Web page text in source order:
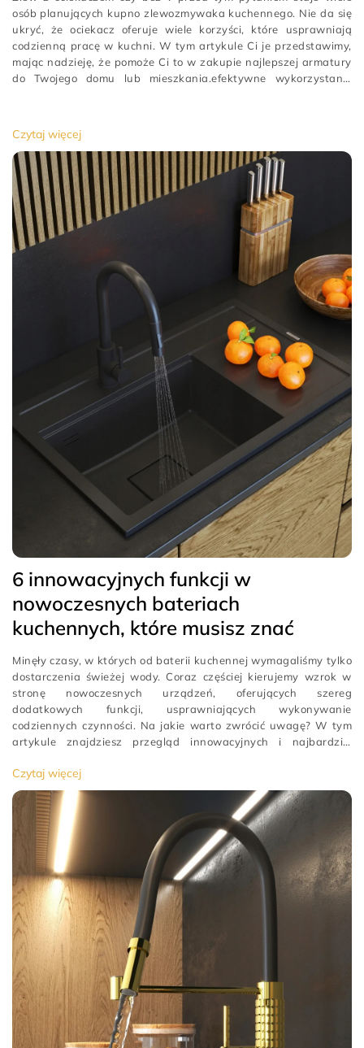
osób planujących kupno zlewozmywaka kuchennego. Nie da się
ukryć, że ociekacz oferuje wiele korzyści, które usprawniają
codzienną pracę w kuchni. W tym artykule Ci je przedstawimy,
mając nadzieję, że pomoże Ci to w zakupie najlepszej armatury
do Twojego domu lub mieszkania.efektywne wykorzystanie
Czytaj więcej
6 innowacyjnych funkcji w
nowoczesnych bateriach
kuchennych, które musisz znać
Minęły czasy, w których od baterii kuchennej wymagaliśmy tylko
dostarczenia świeżej wody. Coraz częściej kierujemy wzrok w
stronę nowoczesnych urządzeń, oferujących szereg
dodatkowych funkcji, usprawniających wykonywanie
codziennych czynności. Na jakie warto zwrócić uwagę? W tym
artykule znajdziesz przegląd innowacyjnych i najbardziej
kuchennych.Urządzenie uruchamia strumień wody, gdy wykryje
ruch i po chwili go zatrzymuje.[…]
Czytaj więcej